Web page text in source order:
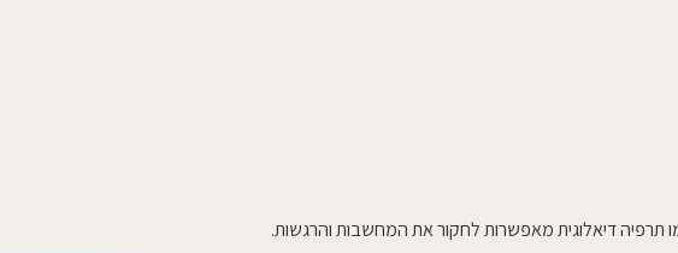
תרפיה דיאלוגית מאפשרות לחקור את המחשבות והרגשות.